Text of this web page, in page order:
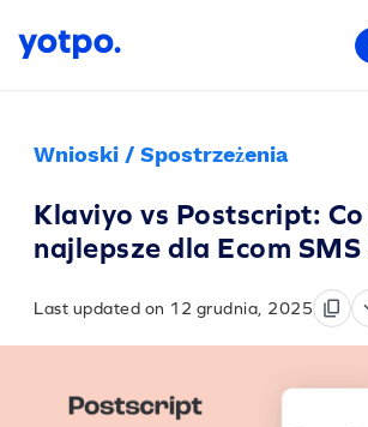
Wnioski / Spostrzeżenia
Klaviyo vs Postscript:
najlepsze dla Ecom
Last updated on 12 grudnia, 2025